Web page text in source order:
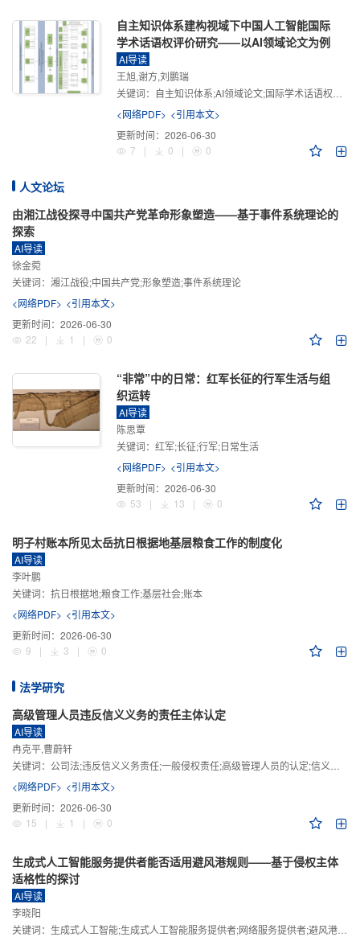
自主知识体系建构视域下中国人工智能国际
学术话语权评价研究——以AI领域论文为例
AI导读
王旭,谢方,刘鹏瑞
关键词： 自主知识体系;AI领域论文;国际学术话语权评价;学术影响力;学术感知力;学术传播力;学术引领力
<网络PDF> <引用本文>
更新时间： 2026-06-30
7
| 0 | 0
人文论坛
由湘江战役探寻中国共产党革命形象塑造——基于事件系统理论的
探索
AI导读
徐金菀
关键词： 湘江战役;中国共产党;形象塑造;事件系统理论
<网络PDF> <引用本文>
更新时间： 2026-06-30
22
| 1 | 0
“非常”中的日常：红军长征的行军生活与组
织运转
AI导读
陈思覃
关键词： 红军;长征;行军;日常生活
<网络PDF> <引用本文>
更新时间： 2026-06-30
53
| 13 | 0
明子村账本所见太岳抗日根据地基层粮食工作的制度化
AI导读
李叶鹏
关键词： 抗日根据地;粮食工作;基层社会;账本
<网络PDF> <引用本文>
更新时间： 2026-06-30
9
| 3 | 0
法学研究
高级管理人员违反信义义务的责任主体认定
AI导读
冉克平,曹蔚轩
关键词： 公司法;违反信义义务责任;一般侵权责任;高级管理人员的认定;信义义务
<网络PDF> <引用本文>
更新时间： 2026-06-30
15
| 1 | 0
生成式人工智能服务提供者能否适用避风港规则——基于侵权主体
适格性的探讨
AI导读
李晓阳
关键词： 生成式人工智能;生成式人工智能服务提供者;网络服务提供者;避风港规则;版权责任